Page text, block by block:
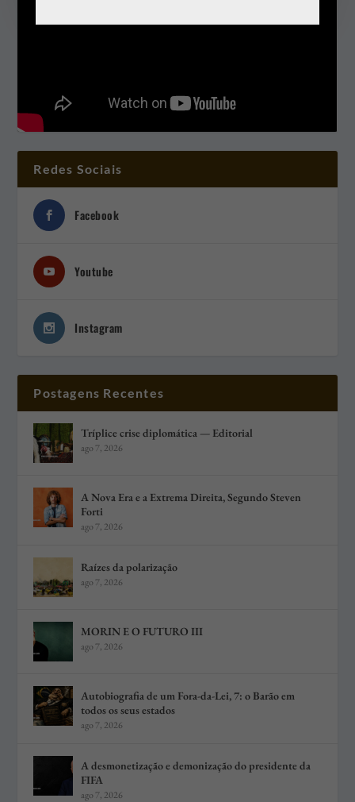
Redes Sociais
Facebook
Youtube
Instagram
Postagens Recentes
Tríplice crise diplomática — Editorial
ago 7, 2026
A Nova Era e a Extrema Direita, Segundo Steven
Forti
ago 7, 2026
Raízes da polarização
ago 7, 2026
MORIN E O FUTURO III
ago 7, 2026
Autobiografia de um Fora-da-Lei, 7: o Barão em
todos os seus estados
ago 7, 2026
A desmonetização e demonização do presidente da
FIFA
ago 7, 2026